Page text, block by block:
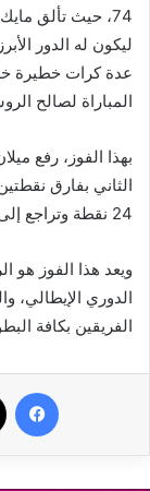
74، حيث تألق
ليكون له الدور
عدة كرات خطيرة
المباراة لصالح
الثاني بفارق
24 نقطة وتراجع إلى المركز الرابع.
الفريقين بكافة